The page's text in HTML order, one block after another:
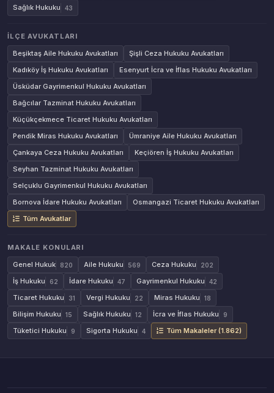
Sağlık Hukuku 43
İLÇE AVUKATLARI
Beşiktaş Aile Hukuku Avukatları
Şişli Ceza Hukuku Avukatları
Kadıköy İş Hukuku Avukatları
Esenyurt İcra ve İflas Hukuku Avukatları
Üsküdar Gayrimenkul Hukuku Avukatları
Bağcılar Tazminat Hukuku Avukatları
Küçükçekmece Ticaret Hukuku Avukatları
Pendik Miras Hukuku Avukatları
Ümraniye Aile Hukuku Avukatları
Çankaya Ceza Hukuku Avukatları
Keçiören İş Hukuku Avukatları
Seyhan Tazminat Hukuku Avukatları
Selçuklu Gayrimenkul Hukuku Avukatları
Bornova İdare Hukuku Avukatları
Osmangazi Ticaret Hukuku Avukatları
Tüm Avukatlar
MAKALE KONULARI
Genel Hukuk
820 Aile Hukuku 569 Ceza Hukuku 202
İş Hukuku 62 İdare Hukuku 47 Gayrimenkul Hukuku 42
Ticaret Hukuku 31 Vergi Hukuku 22 Miras Hukuku 18
Bilişim Hukuku 15 Sağlık Hukuku 12 İcra ve İflas Hukuku 9
Tüketici Hukuku 9 Sigorta Hukuku 4 Tüm Makaleler (1.862)